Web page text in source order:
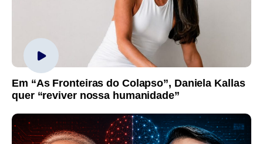
Em “As Fronteiras do Colapso”, Daniela Kallas
quer “reviver nossa humanidade”